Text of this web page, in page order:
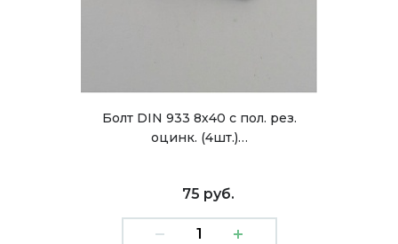
Болт DIN 933 8х40 с пол. рез.
оцинк. (4шт.)…
75 руб.